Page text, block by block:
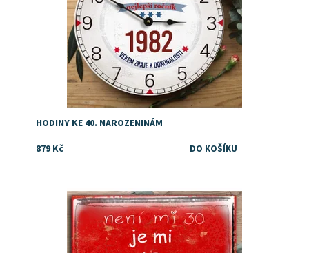
HODINY KE 40. NAROZENINÁM
879 Kč
Dostupnost: Skladem